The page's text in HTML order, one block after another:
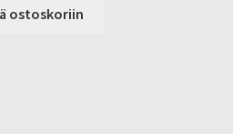
ostoskoriin